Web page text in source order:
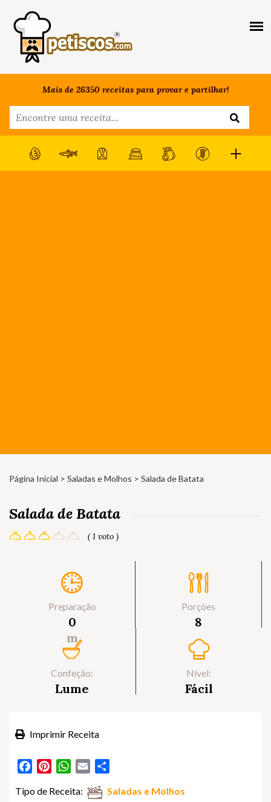
Mais de 26350 receitas para provar e partilhar!
Página Inicial > Saladas e Molhos > Salada de Batata
Salada de Batata
( 1 voto )
Preparação
0
m
Porções
8
Confeção:
Lume
Nível:
Fácil
Imprimir Receita
FacebookPinterestWhatsApp
Email
Tipo de Receita: Saladas e Molhos